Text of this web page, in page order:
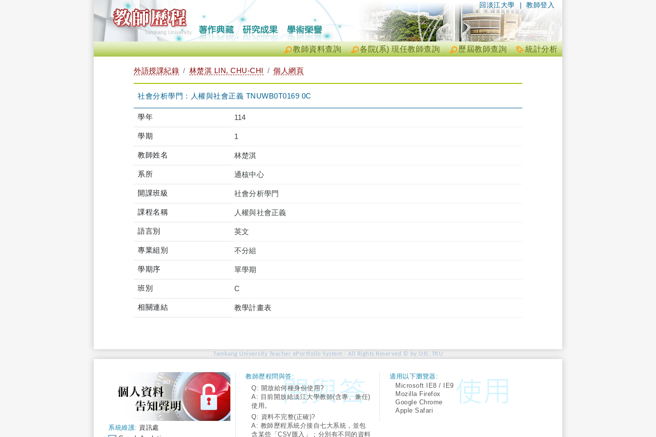
| 教師登入
回淡江大學
統計分析
歷屆教師查詢
各院(系) 現任教師查詢
教師資料查詢
外語授課紀錄 林楚淇 LIN, CHU-CHI 個人網頁
社會分析學門：人權與社會正義 TNUWB0T0169 0C
學年 114
學期 1
教師姓名 林楚淇
系所 通核中心
開課班級 社會分析學門
課程名稱 人權與社會正義
語言別 英文
專業組別 不分組
學期序 單學期
班別 C
相關連結 教學計畫表
Tamkang University Teacher ePortfolio System - All Rights Reserved © by OIS, TKU
系統維護: 資訊處
教師歷程問與答:
Q: 開放給何種身份使用?
A: 目前開放給淡江大學教師(含專、兼任)
使用。
Q: 資料不完整(正確)?
A: 教師歷程系統介接自七大系統，並包
含某些「CSV匯入」；分別有不同的資料
適用以下瀏覽器:
Microsoft IE8 / IE9
Mozilla Firefox
Google Chrome
Apple Safari